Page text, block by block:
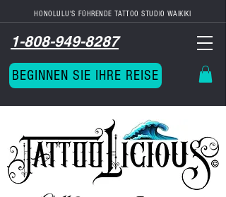
HONOLULU'S FÜHRENDE TATTOO STUDIO WAIKIKI
1-808-949-8287
BEGINNEN SIE IHRE REISE